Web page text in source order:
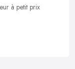
à petit prix